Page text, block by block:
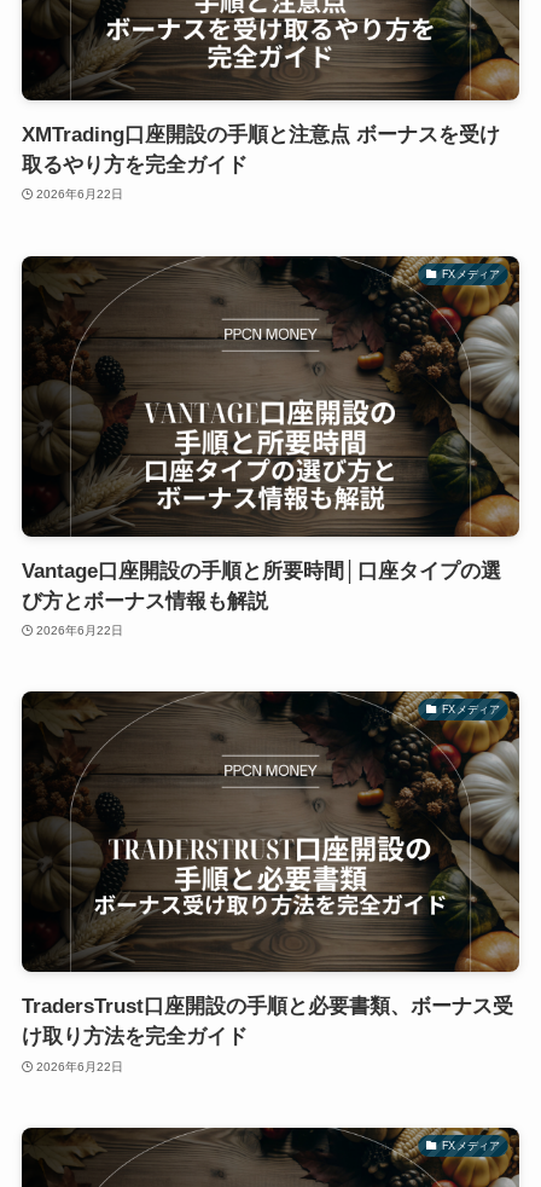
XMTrading口座開設の手順と注意点 ボーナスを受け
取るやり方を完全ガイド
2026年6月22日
FXメディア
Vantage口座開設の手順と所要時間│口座タイプの選
び方とボーナス情報も解説
2026年6月22日
FXメディア
TradersTrust口座開設の手順と必要書類、ボーナス受
け取り方法を完全ガイド
2026年6月22日
FXメディア